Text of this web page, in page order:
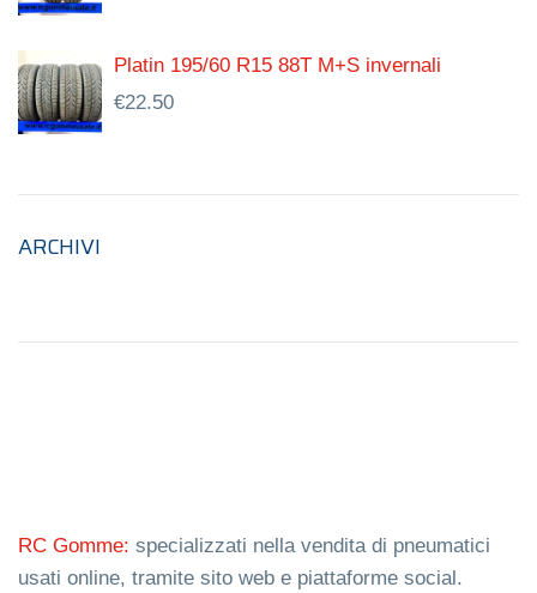
Platin 195/60 R15 88T M+S invernali
€22.50
ARCHIVI
RC Gomme: specializzati nella vendita di pneumatici
usati online, tramite sito web e piattaforme social.